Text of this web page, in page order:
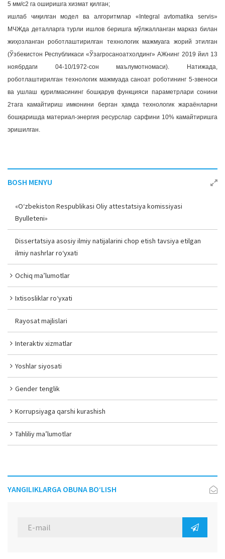
5 мм/с2 га оширишга хизмат қилган;
ишлаб чиқилган модел ва алгоритмлар «Integral avtomatika servis»
МЧЖда деталларга турли ишлов беришга мўлжалланган марказ билан
жиҳозланган роботлаштирилган технологик мажмуага жорий этилган
(Ўзбекистон Республикаси «Ўзагросаноатхолдинг» АЖнинг 2019 йил 13
ноябрдаги 04-10/1972-сон маълумотномаси). Натижада,
роботлаштирилган технологик мажмуада саноат роботининг 5-звеноси
ва ушлаш қурилмасининг бошқарув функцияси параметрлари сонини
2тага камайтириш имконини берган ҳамда технологик жараёнларни
бошқаришда материал-энергия ресурслар сарфини 10% камайтиришга
эришилган.
BOSH MENYU
«O‘zbekiston Respublikasi Oliy attestatsiya komissiyasi
Byulleteni»
Dissertatsiya asosiy ilmiy natijalarini chop etish tavsiya etilgan
ilmiy nashrlar ro‘yxati
Ochiq ma’lumotlar
Ixtisosliklar ro‘yxati
Rayosat majlislari
Interaktiv xizmatlar
Yoshlar siyosati
Gender tenglik
Korrupsiyaga qarshi kurashish
Tahliliy ma’lumotlar
YANGILIKLARGA OBUNA BO‘LISH